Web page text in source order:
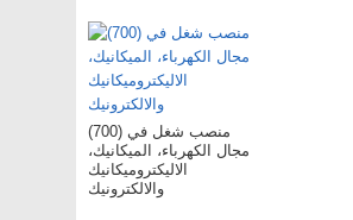
(700) منصب شغل في
مجال الكهرباء، الميكانيك،
الاليكتروميكانيك
والالكترونيك